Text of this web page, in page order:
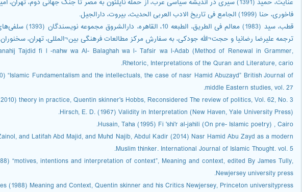
عنایت، حمید (1391) سیری در اندیشه سیاسی عرب، از حمله ناپلئون به مصر تا جنگ جهانی دوم، تهران، امیرکبیر.
فاخوری، حنا (1999) الجامع فی تاریخ الادب العربی الحدیث، بیروت، دارالجیل.
قطب، سید (1983) معالم فی الطریق،
ترجمه علیرضا رضانیا و حجت¬الله جودکی، به سفارش مرکز مطالعات فرهنگی بین¬المللی، تهران، سخنوران.
Tajdid fi l -nahw wa Al- Balaghah wa l- Tafsir wa l-Adab (Method of Renewal in Grammer,
Rhetoric, Interpretations of the Quran and Literature, cario.
“Islamic Fundamentalism and the intellectuals, the case of nasr Hamid Abuzayd” British Journal of
middle Eastern studies, vol. 27.
theory in practice, Quentin skinner's Hobbs, Reconsidered The review of politics, Vol. 62, No. 3.
Hirsch, E. D. (1967) Validity in Interpretation (New Haven, Yale University Press).
Husain, Taha (1995) Fi 'shi'r al-jahili (On pre- Islamic poetry) , Cairo.
and Latifah Abd Majid, and Muhd Najib, Abdul Kadir (2014) Nasr Hamid Abu Zayd as a modern
Muslim thinker. International Journal of Islamic Thought. vol. 5.
“motives, intentions and interpretation of context”, Meaning and context, edited By James Tully,
Newjersey university press.
(1988) Meaning and Context, Quentin skinner and his Critics Newjersey, Princeton universitypress.